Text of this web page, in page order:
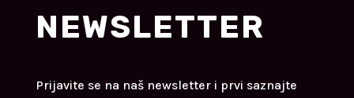
NEWSLETTER
Prijavite se na naš newsletter i prvi saznajte